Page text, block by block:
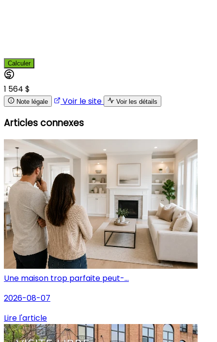
Calculer
1 564 $
Note légale Voir le site Voir les détails
Articles connexes
Une maison trop parfaite peut-...
2026-08-07
Lire l'article